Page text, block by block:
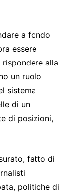
a fondo
essere
alla
un ruolo
sistema
di un
di posizioni,
fatto di
politiche di